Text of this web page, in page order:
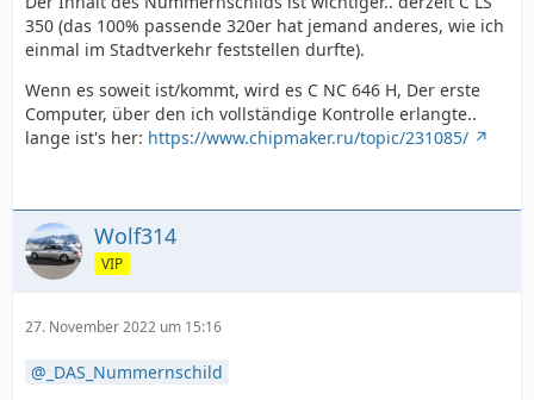
350 (das 100% passende 320er hat jemand anderes, wie ich
einmal im Stadtverkehr feststellen durfte).
Wenn es soweit ist/kommt, wird es C NC 646 H, Der erste
Computer, über den ich vollständige Kontrolle erlangte..
lange ist's her: https://www.chipmaker.ru/topic/231085/
Wolf314
VIP
27. November 2022 um 15:16
_DAS_Nummernschild